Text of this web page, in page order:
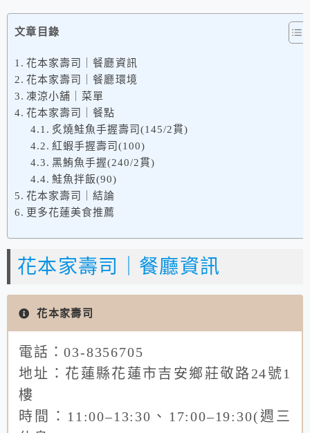
文章目錄
花本家壽司｜餐廳資訊
花本家壽司｜餐廳環境
凍涼小舖｜菜單
花本家壽司｜餐點
炙燒鮭魚手握壽司(145/2貫)
紅蝦手握壽司(100)
黑鮪魚手握(240/2貫)
鮭魚拌飯(90)
花本家壽司｜結論
更多花蓮美食推薦
花本家壽司｜餐廳資訊
花本家壽司
電話：03-8356705
地址：花蓮縣花蓮市吉安鄉莊敬路24號1
樓
時間：11:00–13:30、17:00–19:30(週三